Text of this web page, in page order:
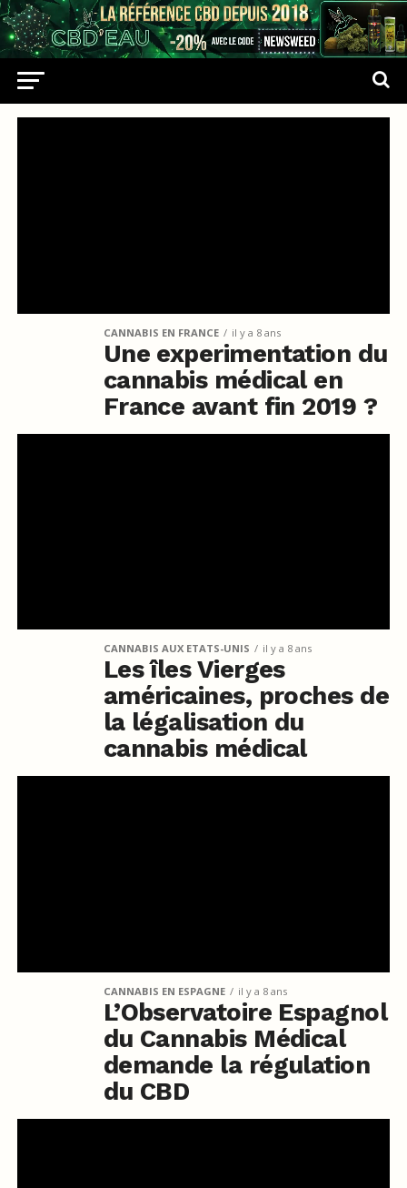
CANNABIS EN FRANCE il y a 8 ans
Une experimentation du
cannabis médical en
France avant fin 2019 ?
CANNABIS AUX ETATS-UNIS il y a 8 ans
Les îles Vierges
américaines, proches de
la légalisation du
cannabis médical
CANNABIS EN ESPAGNE il y a 8 ans
L’Observatoire Espagnol
du Cannabis Médical
demande la régulation
du CBD